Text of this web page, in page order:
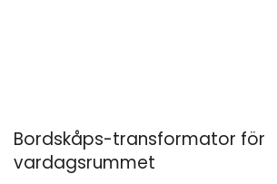
Bordskåps-transformator för
vardagsrummet